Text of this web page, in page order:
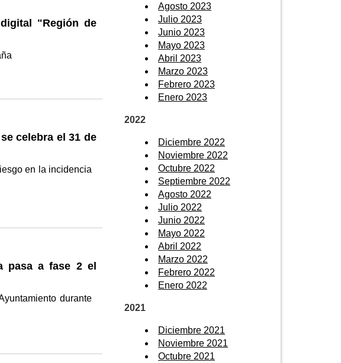
"Región de
celebra el 31 de
en la incidencia
pasa a fase 2 el
durante
Agosto 2023
Julio 2023
Junio 2023
Mayo 2023
Abril 2023
Marzo 2023
Febrero 2023
Enero 2023
2022
Diciembre 2022
Noviembre 2022
Octubre 2022
Septiembre 2022
Agosto 2022
Julio 2022
Junio 2022
Mayo 2022
Abril 2022
Marzo 2022
Febrero 2022
Enero 2022
2021
Diciembre 2021
Noviembre 2021
Octubre 2021